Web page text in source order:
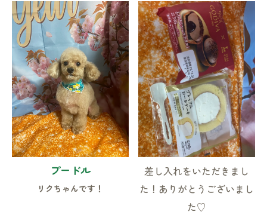
プードル
リクちゃんです！
差し入れをいただきまし
た！ありがとうございまし
た♡